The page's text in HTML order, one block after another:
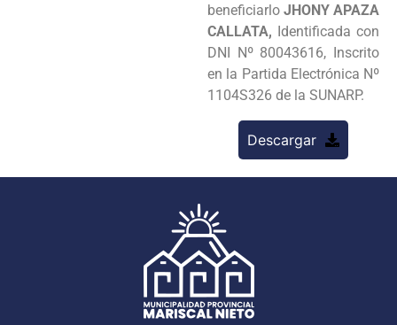
beneficiarlo JHONY APAZA
CALLATA, Identificada con
DNI Nº 80043616, Inscrito
en la Partida Electrónica Nº
1104S326 de la SUNARP.
Descargar